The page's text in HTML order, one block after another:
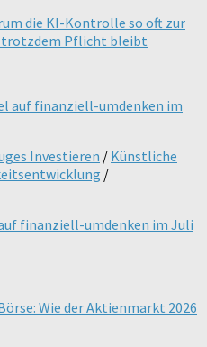
die KI-Kontrolle so oft zur
trotzdem Pflicht bleibt
Investieren / Künstliche
/
finanziell-umdenken im Juli